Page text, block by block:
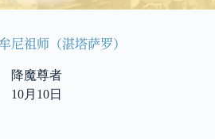
尼祖师（湛塔萨罗）
降魔尊者
10月10日